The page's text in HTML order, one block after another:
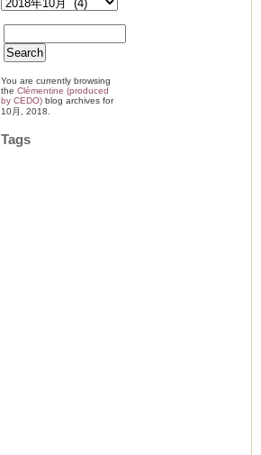
You are currently browsing
the Clémentine (produced
by CEDO)blog archives for
10月, 2018.
Tags